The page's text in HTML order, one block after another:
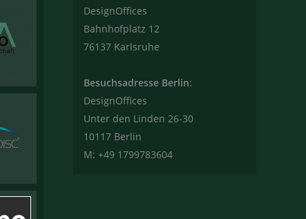
DesignOffices
Bahnhofplatz 12
76137 Karlsruhe
Besuchsadresse Berlin:
DesignOffices
Unter den Linden 26-30
10117 Berlin
M: +49 1799783604